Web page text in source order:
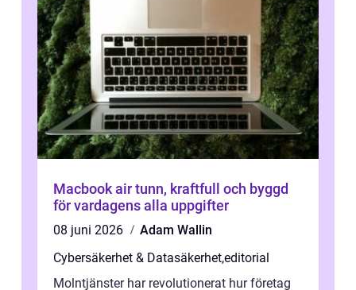
Macbook air tunn, kraftfull och byggd
för vardagens alla uppgifter
08 juni 2026
Adam Wallin
Cybersäkerhet & Datasäkerhet,editorial
Molntjänster har revolutionerat hur företag